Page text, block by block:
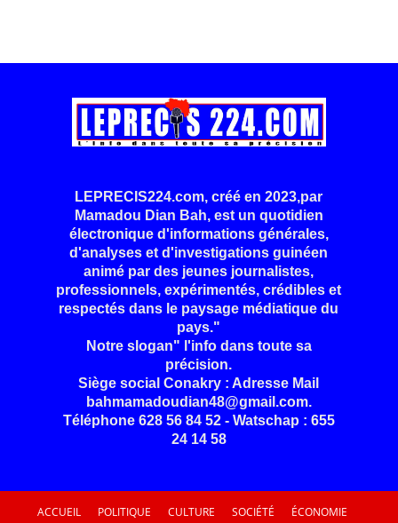
LEPRECIS224.com, créé en 2023,par
Mamadou Dian Bah, est un quotidien
électronique d'informations générales,
d'analyses et d'investigations guinéen
animé par des jeunes journalistes,
professionnels, expérimentés, crédibles et
respectés dans le paysage médiatique du
pays."
Notre slogan" l'info dans toute sa
précision.
Siège social Conakry : Adresse Mail
bahmamadoudian48@gmail.com.
Téléphone 628 56 84 52 - Watschap : 655
24 14 58
ACCUEIL POLITIQUE CULTURE SOCIÉTÉ ÉCONOMIE